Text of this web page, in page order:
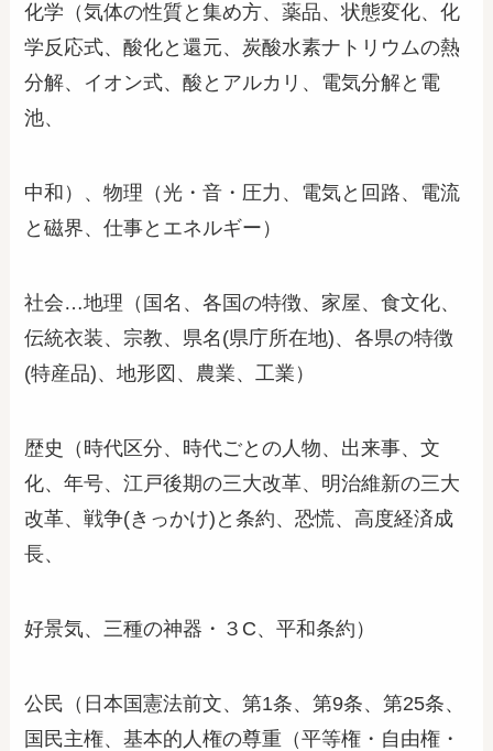
化学（気体の性質と集め方、薬品、状態変化、化
学反応式、酸化と還元、炭酸水素ナトリウムの熱
分解、イオン式、酸とアルカリ、電気分解と電
池、
中和）、物理（光・音・圧力、電気と回路、電流
と磁界、仕事とエネルギー）
社会…地理（国名、各国の特徴、家屋、食文化、
伝統衣装、宗教、県名(県庁所在地)、各県の特徴
(特産品)、地形図、農業、工業）
歴史（時代区分、時代ごとの人物、出来事、文
化、年号、江戸後期の三大改革、明治維新の三大
改革、戦争(きっかけ)と条約、恐慌、高度経済成
長、
好景気、三種の神器・３C、平和条約）
公民（日本国憲法前文、第1条、第9条、第25条、
国民主権、基本的人権の尊重（平等権・自由権・